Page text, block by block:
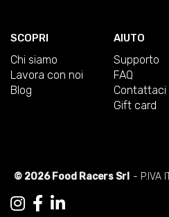
SCOPRI
Chi siamo
Lavora con noi
Blog
AIUTO
Supporto
FAQ
Contattaci
Gift card
© 2026 Food Racers Srl - P.IVA